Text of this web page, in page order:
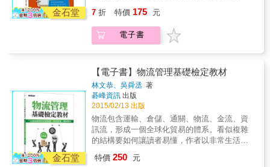
資產負債表】與【學科的理性與感性座標圖】
分析範例。方便學生學會檢視自己的學習資
產，調整學習方式及態度，找出最適合自己、
史、地理、公民、物理、化學、生物、地球科
學。
金石堂
式，幫助記憶。可是這樣還不夠，博採各家之
長，增補進你的筆記，再通透學科知識的概念
與邏輯。就能逆轉勝，獲得考試高分！ 專家教
刊文獻，蒐集考古題 後期：沉著有耐心、堅持
反覆背誦，考古題撰寫與模擬測驗
7 折 特價 175 元
電子書
金石堂
【電子書】物流管理基礎檢定教材
林文恭、吳舜丞 著
碁峰資訊 出版
2015/02/13 出版
物流包含運輸、倉儲、通關、物流、金流、資
訊流，形成一個全球化貿易的體系。看似複雜
的結構要如何讓讀者易懂，作者以非常生活化
理論與實用性，便於讓讀者吸收與學習，並綜
特價 250 元